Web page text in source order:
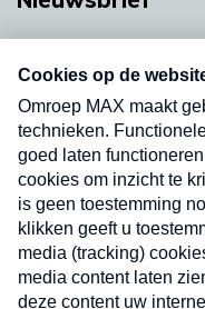
nieuwsbrief. Elke
uw mailbox.